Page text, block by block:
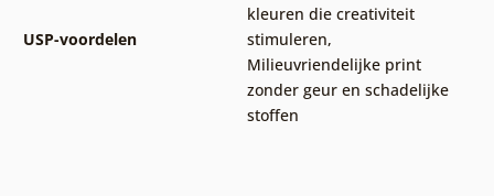
USP-voordelen
kleuren die creativiteit
stimuleren,
Milieuvriendelijke print
zonder geur en schadelijke
stoffen